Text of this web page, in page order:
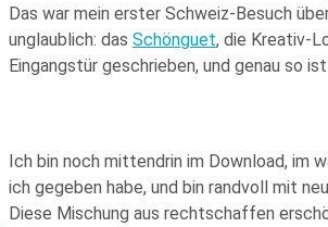
Das war mein erster Schweiz-Besuch
unglaublich: das Schönguet, die Kreativ-
Eingangstür geschrieben, und genau so
Ich bin noch mittendrin im Download, im
ich gegeben habe, und bin randvoll mit
Diese Mischung aus rechtschaffen